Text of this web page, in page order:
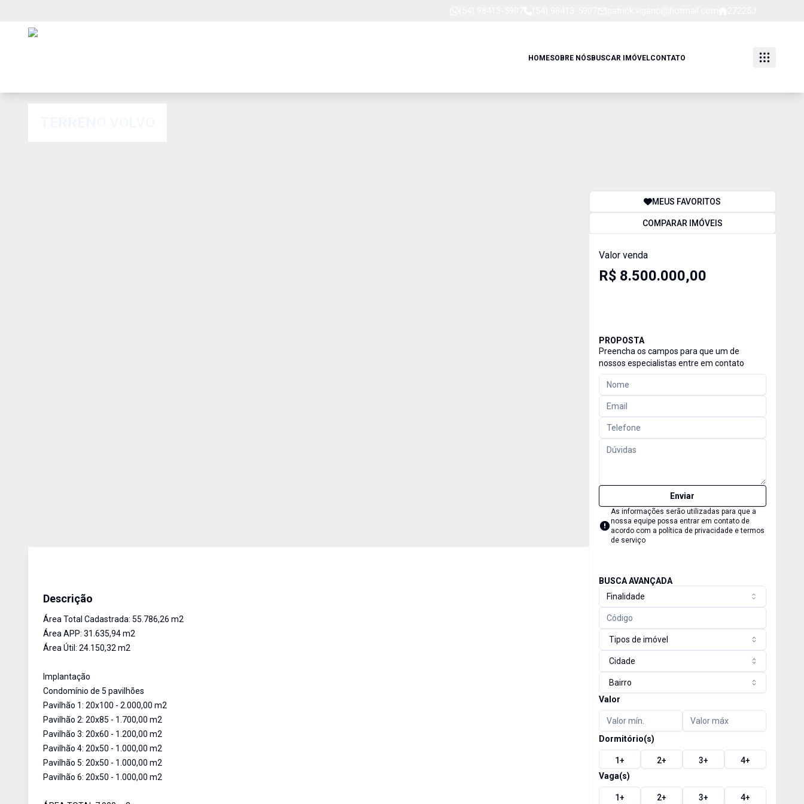
HOMESOBRE NÓSBUSCAR IMÓVELCONTATO
Descrição
Área Total Cadastrada: 55.786,26 m2
Área APP: 31.635,94 m2
Área Útil: 24.150,32 m2
Implantação
Condomínio de 5 pavilhões
Pavilhão 1: 20x100 - 2.000,00 m2
Pavilhão 2: 20x85 - 1.700,00 m2
Pavilhão 3: 20x60 - 1.200,00 m2
Pavilhão 4: 20x50 - 1.000,00 m2
Pavilhão 5: 20x50 - 1.000,00 m2
Pavilhão 6: 20x50 - 1.000,00 m2
MEUS FAVORITOS
COMPARAR IMÓVEIS
Valor venda
R$ 8.500.000,00
PROPOSTA
Preencha os campos para que um de
nossos especialistas entre em contato
Enviar
As informações serão utilizadas para que a
nossa equipe possa entrar em contato de
acordo com a política de privacidade e termos
de serviço
BUSCA AVANÇADA
Finalidade
Tipos de imóvel
Cidade
Bairro
Valor
Dormitório(s)
1+ 2+ 3+ 4+
Vaga(s)
1+ 2+ 3+ 4+